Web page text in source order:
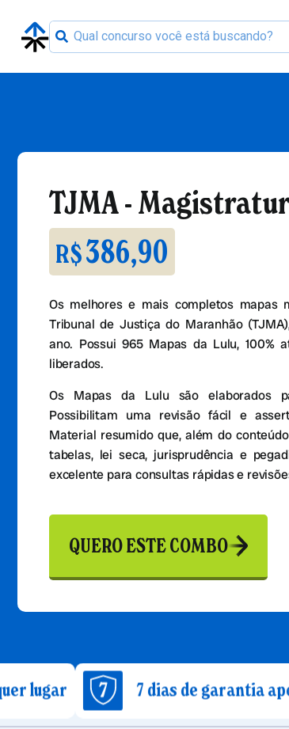
TJMA -
R$386,90
Os melhores e mais completos
Tribunal de Justiça do Maranhão
ano. Possui 965 Mapas da Lulu, 100%
liberados.
Os Mapas da Lulu são elaborados
Possibilitam uma revisão fácil e
Material resumido que, além do
tabelas, lei seca, jurisprudência e
excelente para consultas rápidas e
QUERO ESTE COMBO
7 dias de garantia após a